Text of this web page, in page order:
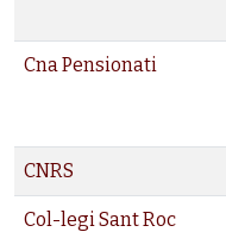
Cna Pensionati
CNRS
Col-legi Sant Roc